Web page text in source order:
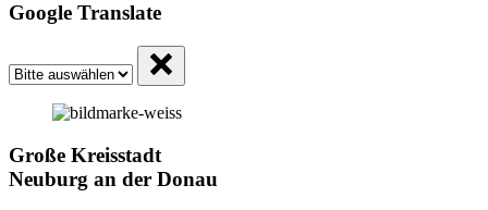
Google Translate
Große Kreisstadt
Neuburg an der Donau